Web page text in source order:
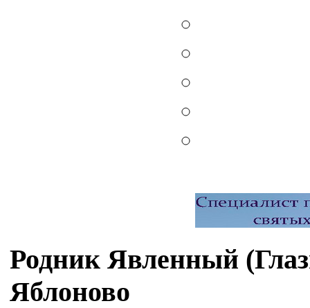
Родник Явленный
Яблоново